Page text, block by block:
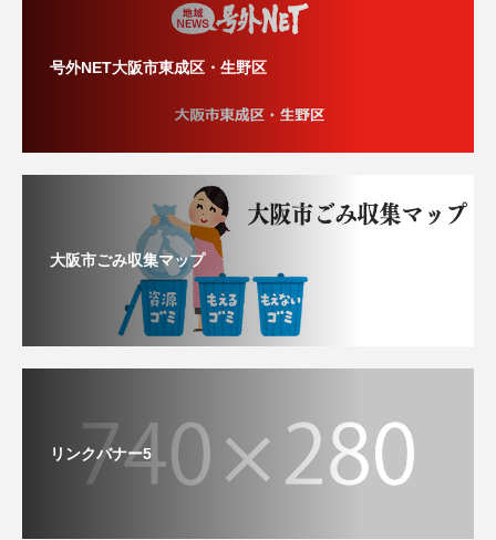
号外NET大阪市東成区・生野区
大阪市ごみ収集マップ
リンクバナー5